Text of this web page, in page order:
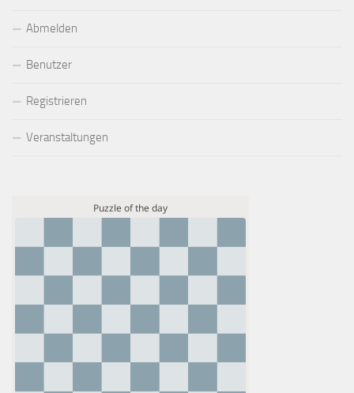
Abmelden
Benutzer
Registrieren
Veranstaltungen